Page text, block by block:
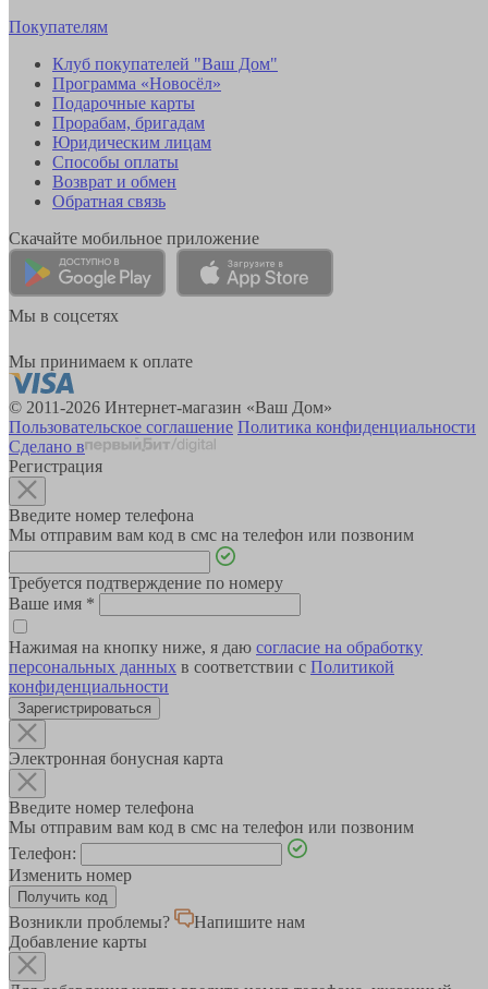
Покупателям
Клуб покупателей "Ваш Дом"
Программа «Новосёл»
Подарочные карты
Прорабам, бригадам
Юридическим лицам
Способы оплаты
Возврат и обмен
Обратная связь
Скачайте мобильное приложение
Мы в соцсетях
Мы принимаем к оплате
© 2011-2026 Интернет-магазин «Ваш Дом»
Пользовательское соглашение Политика конфиденциальности
Сделано в
Регистрация
Введите номер телефона
Мы отправим вам код в смс на телефон или позвоним
Требуется подтверждение по номеру
Ваше имя *
Нажимая на кнопку ниже, я даю согласие на обработку
персональных данных в соответствии с Политикой
конфиденциальности
Зарегистрироваться
Электронная бонусная карта
Введите номер телефона
Мы отправим вам код в смс на телефон или позвоним
Телефон:
Изменить номер
Возникли проблемы?
Напишите нам
Добавление карты